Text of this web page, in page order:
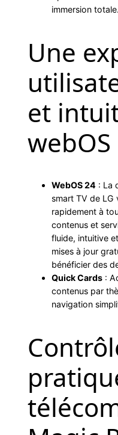
immersion totale.
Une
et
WebOS 24 : La
smart TV de LG
rapidement à
contenus et
fluide, intuitive
mises à jour
bénéficier des
Quick Cards :
contenus par
navigation